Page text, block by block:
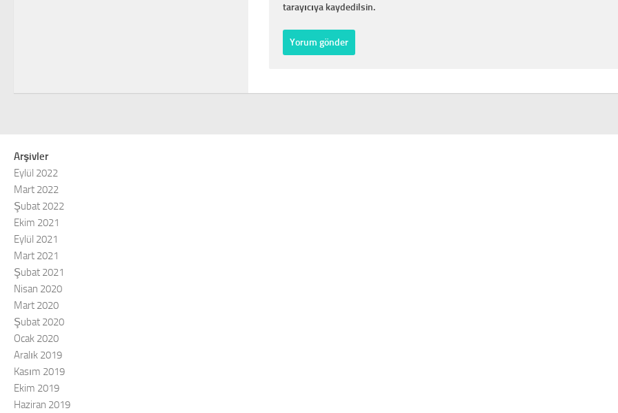
tarayıcıya kaydedilsin.
Arşivler
Eylül 2022
Mart 2022
Şubat 2022
Ekim 2021
Eylül 2021
Mart 2021
Şubat 2021
Nisan 2020
Mart 2020
Şubat 2020
Ocak 2020
Aralık 2019
Kasım 2019
Ekim 2019
Haziran 2019